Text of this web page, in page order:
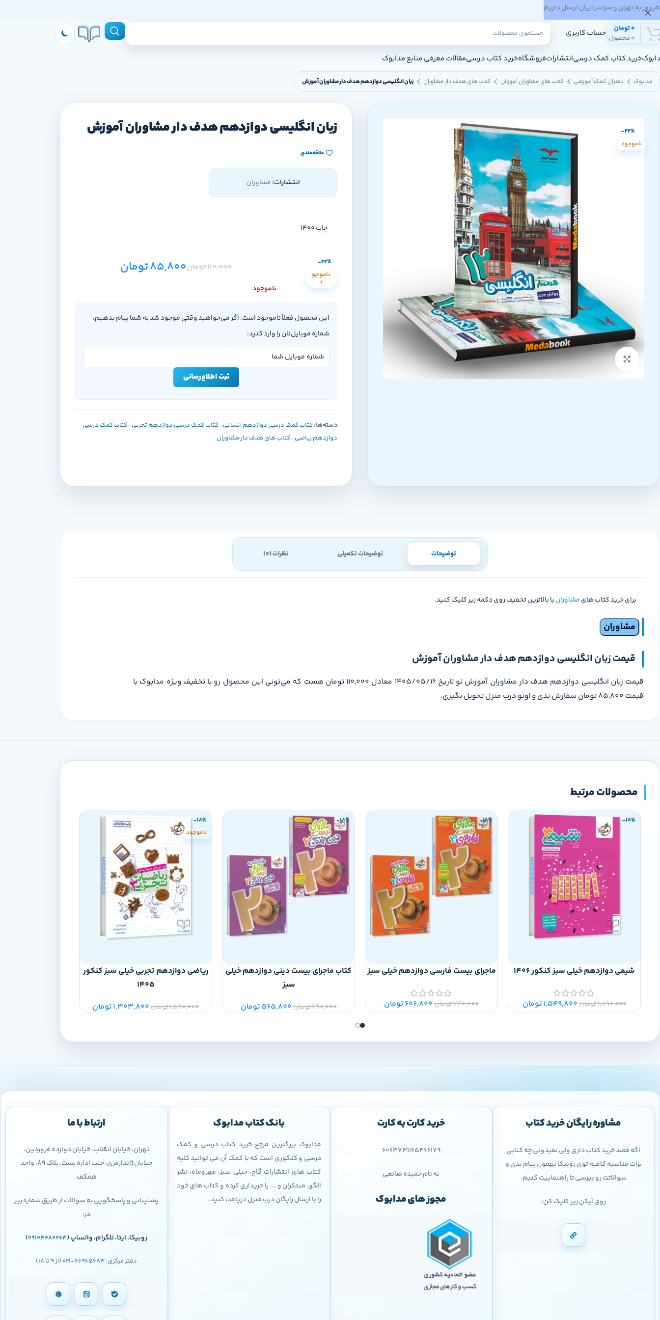
0 محصول
0تومان حساب کاربری
خرید کتاب کمک درسیانتشاراتفروشگاهخرید کتاب درسیمقالات معرفی منابع مدابوک
مدابوک ناشران کمک آموزشی کتاب های مشاوران آموزش کتاب های هدف دار مشاوران زبان انگلیسی دوازدهم هدف دار مشاوران آموزش
-22%
ناموجود
بزرگنمایی تصویر
زبان انگلیسی دوازدهم هدف دار مشاوران آموزش
علاقه‌مندی
انتشارات:مشاوران
چاپ 1400
-22%
ناموجو
د
110,000تومان85,800تومان
ناموجود
این محصول فعلاً ناموجود است. اگر می‌خواهید وقتی موجود شد به شما پیام بدهیم،
شماره موبایل‌تان را وارد کنید:
ثبت اطلاع‌رسانی
دسته‌ها: کتاب کمک درسی دوازدهم انسانی , کتاب کمک درسی دوازدهم تجربی , کتاب کمک درسی
دوازدهم ریاضی , کتاب های هدف دار مشاوران
توضیحات توضیحات تکمیلی نظرات (0)
برای خرید کتاب هایمشاورانبا بالاترین تخفیف روی دکمه زیر کلیک کنید.
مشاوران
قیمت زبان انگلیسی دوازدهم هدف دار مشاوران آموزش
قیمت زبان انگلیسی دوازدهم هدف دار مشاوران آموزش تو تاریخ 1405/05/16 معادل 110,000 تومان هست که می‌تونی این محصول رو با تخفیف ویژه مدابوک با
قیمت 85,800 تومان سفارش بدی و اونو درب منزل تحویل بگیری.
محصولات مرتبط
-18%
شیمی دوازدهم خیلی سبز کنکور 1406
1,890,000تومان1,549,800تومان
-18%
ناموجود
ماجرای بیست فارسی دوازدهم خیلی سبز
740,000تومان606,800تومان
-18%
کتاب ماجرای بیست دینی دوازدهم خیلی
سبز
690,000تومان565,800تومان
-18%
ناموجود
ریاضی دوازدهم تجربی خیلی سبز کنکور
1405
1,590,000تومان1,303,800تومان
مشاوره رایگان خرید کتاب
اگه قصد خرید کتاب داری ولی نمیدونی چه کتابی
برات مناسبه کافیه توی روبیکا بهمون پیام بدی و
سوالاتت رو بپرسی تا راهنماییت کنیم.
روی آیکن زیر کلیک کن:
خرید کارت به کارت
6063731165466179
به نام حمیده صانعی
مجوز های مدابوک
بانک کتاب مدابوک
مدابوک بزرگترین مرجع خرید کتاب درسی و کمک
درسی و کنکوری است که با کمک آن می توانید کلیه
کتاب های انتشارات گاج، خیلی سبز، مهروماه، نشر
الگو، مبتکران و ... را خریداری کرده و کتاب های خود
را با ارسال رایگان درب منزل دریافت کنید.
ارتباط با ما
تهران، خیابان انقلاب، خیابان دوازده فروردین،
خیابان ژاندارمری، جنب اداره پست، پلاک 89، واحد
همکف
پشتیبانی و پاسخگویی به سوالات از طریق شماره زیر
در:
روبیکا، ایتا، تلگرام، واتساپ (09104080064
)
دفتر مرکزی:66965683-021 (از 9 تا 18)
هر روز به تهران و سراسر ایران ارسال داریم